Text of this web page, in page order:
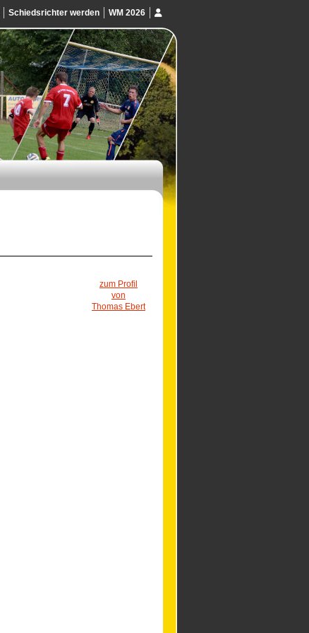
Schiedsrichter werden WM 2026
zum Profil
von
Thomas Ebert